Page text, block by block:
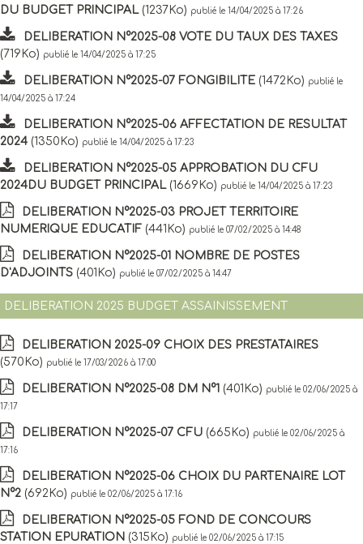
DU BUDGET PRINCIPAL(1237Ko) publié le 14/04/2025 à 17:26
DELIBERATION N°2025-08 VOTE DU TAUX DES TAXES
(719Ko) publié le 14/04/2025 à 17:25
DELIBERATION N°2025-07 FONGIBILITE (1472Ko) publié le
14/04/2025 à 17:24
DELIBERATION N°2025-06 AFFECTATION DE RESULTAT
2024 (1350Ko) publié le 14/04/2025 à 17:23
DELIBERATION N°2025-05 APPROBATION DU CFU
2024DU BUDGET PRINCIPAL(1669Ko) publié le 14/04/2025 à 17:23
DELIBERATION N°2025-03 PROJET TERRITOIRE
NUMERIQUE EDUCATIF (441Ko) publié le 07/02/2025 à 14:48
DELIBERATION N°2025-01 NOMBRE DE POSTES
D'ADJOINTS (401Ko) publié le 07/02/2025 à 14:47
DELIBERATION 2025 BUDGET ASSAINISSEMENT
DELIBERATION 2025-09 CHOIX DES PRESTATAIRES
(570Ko) publié le 17/03/2026 à 17:00
DELIBERATION N°2025-08 DM N°1 (401Ko) publié le 02/06/2025 à
17:17
DELIBERATION N°2025-07 CFU (665Ko) publié le 02/06/2025 à
17:16
DELIBERATION N°2025-06 CHOIX DU PARTENAIRE LOT
N°2 (692Ko) publié le 02/06/2025 à 17:16
DELIBERATION N°2025-05 FOND DE CONCOURS
STATION EPURATION (315Ko) publié le 02/06/2025 à 17:15